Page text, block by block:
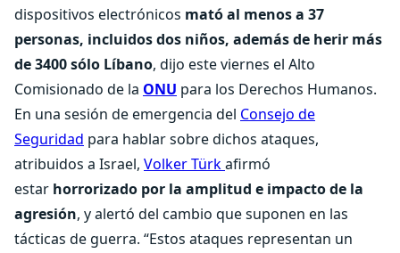
dispositivos electrónicos mató al menos a 37
personas, incluidos dos niños, además de herir más
de 3400 sólo Líbano, dijo este viernes el Alto
Comisionado de la ONU para los Derechos Humanos.
En una sesión de emergencia del Consejo de
Seguridad para hablar sobre dichos ataques,
atribuidos a Israel, Volker Türkafirmó
estar horrorizado por la amplitud e impacto de la
agresión, y alertó del cambio que suponen en las
tácticas de guerra. “Estos ataques representan un